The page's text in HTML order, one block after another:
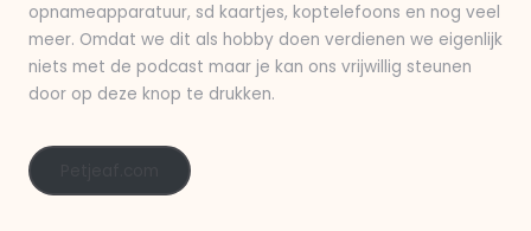
opnameapparatuur, sd kaartjes, koptelefoons en nog veel
meer. Omdat we dit als hobby doen verdienen we eigenlijk
niets met de podcast maar je kan ons vrijwillig steunen
door op deze knop te drukken.